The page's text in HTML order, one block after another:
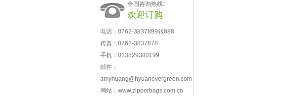
全国咨询热线:
欢迎订购
电话：0762-3837899转888
传真：0762-3837878
手机：013829380199
邮件：
amyhuang@hyuanevergreen.com
网站：www.zipperbags.com.cn